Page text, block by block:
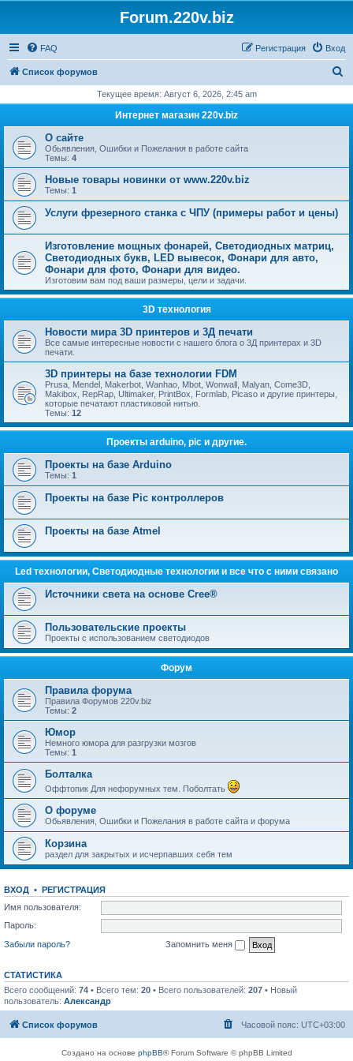
Forum.220v.biz
FAQ Вход
Регистрация
Список форумов
с
Текущее время: Август 6, 2026, 2:45 am
Интернет магазин 220v.biz
О сайте
Обьявления, Ошибки и Пожелания в работе сайта
Темы: 4
Новые товары новинки от www.220v.biz
Темы: 1
Услуги фрезерного станка с ЧПУ (примеры работ и цены)
Изготовление мощных фонарей, Светодиодных матриц,
Светодиодных букв, LED вывесок, Фонари для авто,
Фонари для фото, Фонари для видео.
Изготовим вам под ваши размеры, цели и задачи.
3D технология
Новости мира 3D принтеров и 3Д печати
Все самые интересные новости с нашего блога о 3Д принтерах и 3D
печати.
3D принтеры на базе технологии FDM
Prusa, Mendel, Makerbot, Wanhao, Mbot, Wonwall, Malyan, Come3D,
Makibox, RepRap, Ultimaker, PrintBox, Formlab, Picaso и другие принтеры,
которые печатают пластиковой нитью.
Темы: 12
Проекты arduino, pic и другие.
Проекты на базе Arduino
Темы: 1
Проекты на базе Pic контроллеров
Проекты на базе Atmel
Led технологии, Светодиодные технологии и все что с ними связано
Источники света на основе Cree®
Пользовательские проекты
Проекты с использованием светодиодов
Форум
Правила форума
Правила Форумов 220v.biz
Темы: 2
Юмор
Немного юмора для разгрузки мозгов
Темы: 1
Болталка
Оффтопик Для нефорумных тем. Поболтать
О форуме
Обьявления, Ошибки и Пожелания в работе сайта и форума
Корзина
раздел для закрытых и исчерпавших себя тем
ВХОД • РЕГИСТРАЦИЯ
Имя пользователя:
Пароль:
Забыли пароль?
Запомнить меня
СТАТИСТИКА
Всего сообщений: 74 • Всего тем: 20 • Всего пользователей: 207 • Новый
пользователь: Александр
Список форумов Часовой пояс: UTC+03:00
Создано на основе phpBB® Forum Software © phpBB Limited